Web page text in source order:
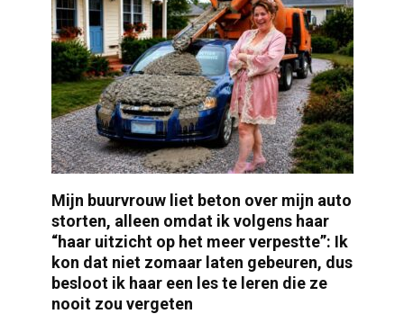
Mijn buurvrouw liet beton over mijn auto
storten, alleen omdat ik volgens haar
“haar uitzicht op het meer verpestte”: Ik
kon dat niet zomaar laten gebeuren, dus
besloot ik haar een les te leren die ze
nooit zou vergeten